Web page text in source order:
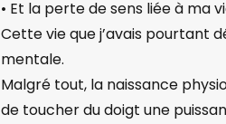
• Et la perte de sens liée à ma
Cette vie que j’avais pourtant
mentale.
Malgré tout, la naissance
de toucher du doigt une